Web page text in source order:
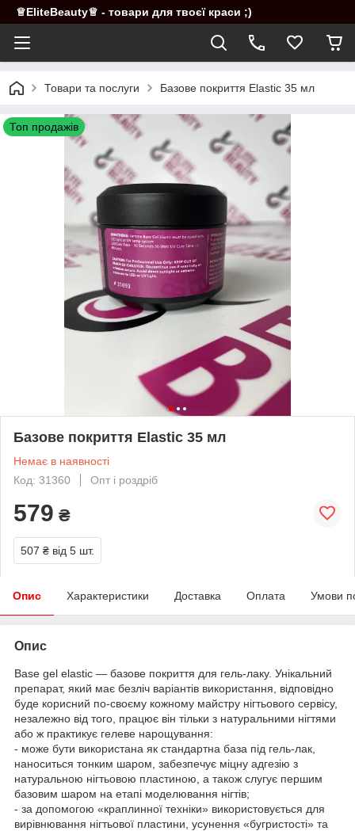
♕EliteBeauty♕ - товари для твоєї краси ;)
Товари та послуги Базове покриття Elastic 35 мл
Топ продажів
Базове покриття Elastic 35 мл
Немає в наявності
Код: 31360
Опт і роздріб
579 ₴
507 ₴ від 5 шт.
Опис Характеристики Доставка Оплата Умови
Опис
Base gel elastic — базове покриття для гель-лаку. Унікальний
препарат, який має безліч варіантів використання, відповідно
буде корисний по-своєму кожному майстру нігтьового сервісу,
незалежно від того, працює він тільки з натуральними нігтями
або ж практикує гелеве нарощування:
- може бути використана як стандартна база під гель-лак,
наноситься тонким шаром, забезпечує міцну адгезію з
натуральною нігтьовою пластиною, а також слугує першим
базовим шаром на етапі моделювання нігтів;
- за допомогою «краплинної техніки» використовується для
вирівнювання нігтьової пластини, усунення «бугристості» та